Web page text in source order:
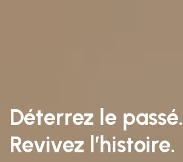
Déterrez le passé.
Revivez l’histoire.